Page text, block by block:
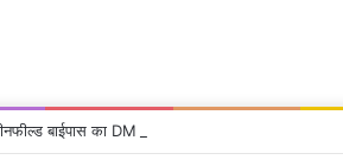
बाईपास का DM ने किया निरीक्षण, दिए सख्त निर्देश